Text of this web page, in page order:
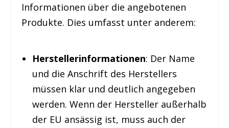
Informationen über die angebotenen
Produkte. Dies umfasst unter anderem:
Herstellerinformationen: Der Name
und die Anschrift des Herstellers
müssen klar und deutlich angegeben
werden. Wenn der Hersteller außerhalb
der EU ansässig ist, muss auch der